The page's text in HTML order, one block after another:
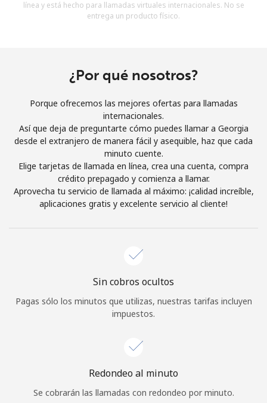
Al abrir una cuenta en este sitio web, estoy de acuerdo con
Términos y condiciones.
¡Hola!
Inicia sesión oREGÍSTRATE →
Iniciar Sesión
o
Continuar con
línea y está hecho para llamadas virtuales internacionales. No se
entrega un producto físico.
¿Por qué nosotros?
Porque ofrecemos las mejores ofertas para llamadas
internacionales.
Así que deja de preguntarte cómo puedes llamar a Georgia
desde el extranjero de manera fácil y asequible, haz que cada
minuto cuente.
Elige tarjetas de llamada en línea, crea una cuenta, compra
crédito prepagado y comienza a llamar.
Aprovecha tu servicio de llamada al máximo: ¡calidad increíble,
aplicaciones gratis y excelente servicio al cliente!
Sin cobros ocultos
Pagas sólo los minutos que utilizas, nuestras tarifas incluyen
impuestos.
Redondeo al minuto
Se cobrarán las llamadas con redondeo por minuto.